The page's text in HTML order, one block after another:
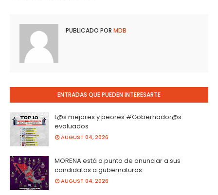
PUBLICADO POR MDB
ENTRADAS QUE PUEDEN INTERESARTE
L@s mejores y peores #Gobernador@s
evaluados
AUGUST 04, 2026
MORENA está a punto de anunciar a sus
candidatos a gubernaturas.
AUGUST 04, 2026